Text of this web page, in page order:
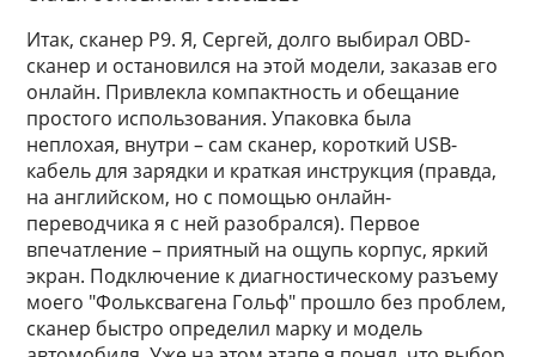
Итак, сканер P9. Я, Сергей, долго выбирал OBD-
сканер и остановился на этой модели, заказав его
онлайн. Привлекла компактность и обещание
простого использования. Упаковка была
неплохая, внутри – сам сканер, короткий USB-
кабель для зарядки и краткая инструкция (правда,
на английском, но с помощью онлайн-
переводчика я с ней разобрался). Первое
впечатление – приятный на ощупь корпус, яркий
экран. Подключение к диагностическому разъему
моего "Фольксвагена Гольф" прошло без проблем,
сканер быстро определил марку и модель